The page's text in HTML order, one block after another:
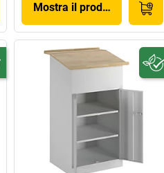
Mostra il prodotto